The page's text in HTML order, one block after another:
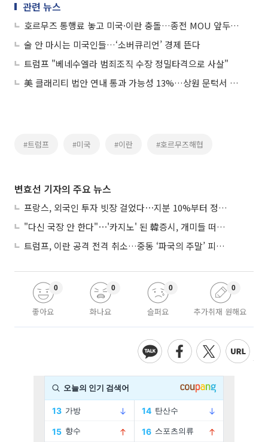
관련 뉴스
호르무즈 통행료 놓고 미국·이란 충돌…종전 MOU 앞두고도 긴장
술 안 마시는 미국인들…‘소버큐리언’ 경제 뜬다
트럼프 "베네수엘라 범죄조직 수장 정밀타격으로 사살"
美 클래리티 법안 연내 통과 가능성 13%…상원 문턱서 제동
#트럼프 #미국 #이란 #호르무즈해협
변효선 기자의 주요 뉴스
프랑스, 외국인 투자 빗장 걸었다⋯지분 10%부터 정부가 승인
"다신 국장 안 한다"⋯'카지노' 된 韓증시, 개미들 떠난다
트럼프, 이란 공격 전격 취소…중동 ‘파국의 주말’ 피했다
좋아요
0
화나요
0
슬퍼요
0
추가취재 원해요
0